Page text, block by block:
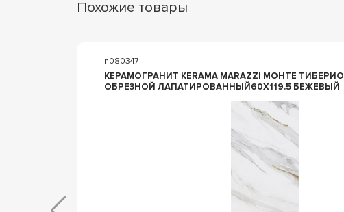
Похожие товары
n080347
КЕРАМОГРАНИТ KERAMA MARAZZI МОНТЕ ТИБЕРИО БЕЖ
ОБРЕЗНОЙ ЛАПАТИРОВАННЫЙ60X119.5 БЕЖЕВЫЙ